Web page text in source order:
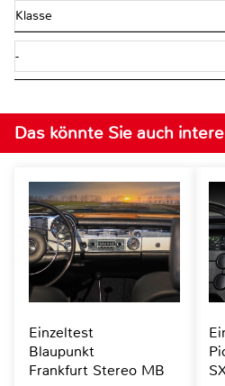
Klasse
-
Das könnte Sie auch
Einzeltest
Blaupunkt
Frankfurt Stereo MB